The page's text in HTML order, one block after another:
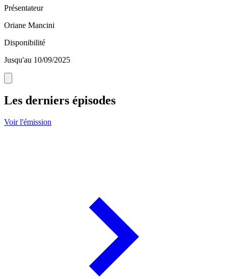
Présentateur
Oriane Mancini
Disponibilité
Jusqu'au 10/09/2025
Les derniers épisodes
Voir l'émission